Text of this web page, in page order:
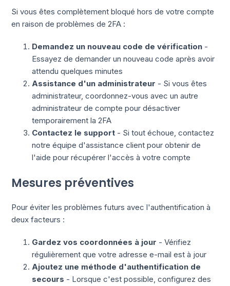
Si vous êtes complètement bloqué hors de votre compte
en raison de problèmes de 2FA :
Demandez un nouveau code de vérification -
Essayez de demander un nouveau code après avoir
attendu quelques minutes
Assistance d'un administrateur - Si vous êtes
administrateur, coordonnez-vous avec un autre
administrateur de compte pour désactiver
temporairement la 2FA
Contactez le support - Si tout échoue, contactez
notre équipe d'assistance client pour obtenir de
l'aide pour récupérer l'accès à votre compte
Mesures préventives
Pour éviter les problèmes futurs avec l'authentification à
deux facteurs :
Gardez vos coordonnées à jour - Vérifiez
régulièrement que votre adresse e-mail est à jour
Ajoutez une méthode d'authentification de
secours - Lorsque c'est possible, configurez des